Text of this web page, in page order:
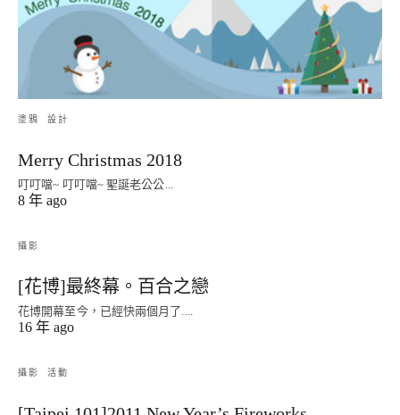
塗鴉 設計
Merry Christmas 2018
叮叮噹~ 叮叮噹~ 聖誕老公公...
8 年 ago
攝影
[花博]最終幕。百合之戀
花博開幕至今，已經快兩個月了....
16 年 ago
攝影 活動